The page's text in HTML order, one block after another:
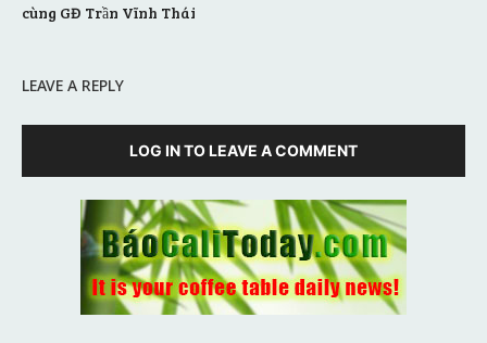
cùng GĐ Trần Vĩnh Thái
LEAVE A REPLY
LOG IN TO LEAVE A COMMENT